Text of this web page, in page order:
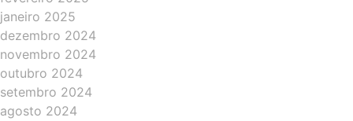
janeiro 2025
dezembro 2024
novembro 2024
outubro 2024
setembro 2024
agosto 2024